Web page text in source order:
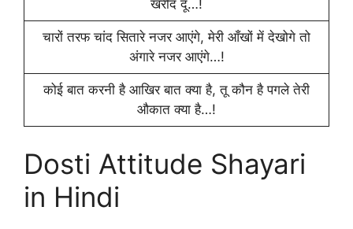
खरीद दूँ…!
चारों तरफ चांद सितारे नजर आएंगे, मेरी आँखों में देखोगे तो
अंगारे नजर आएंगे…!
कोई बात करनी है आखिर बात क्या है, तू कौन है पगले तेरी
औकात क्या है…!
Dosti Attitude Shayari
in Hindi